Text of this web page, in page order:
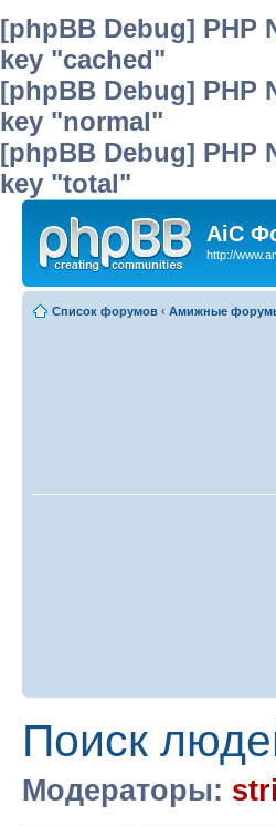
[phpBB Debug] PHP
key "cached"
[phpBB Debug] PHP
key "normal"
[phpBB Debug] PHP
key "total"
AiC
http://
Список форумов ‹ Амижные
Поиск
Модераторы: